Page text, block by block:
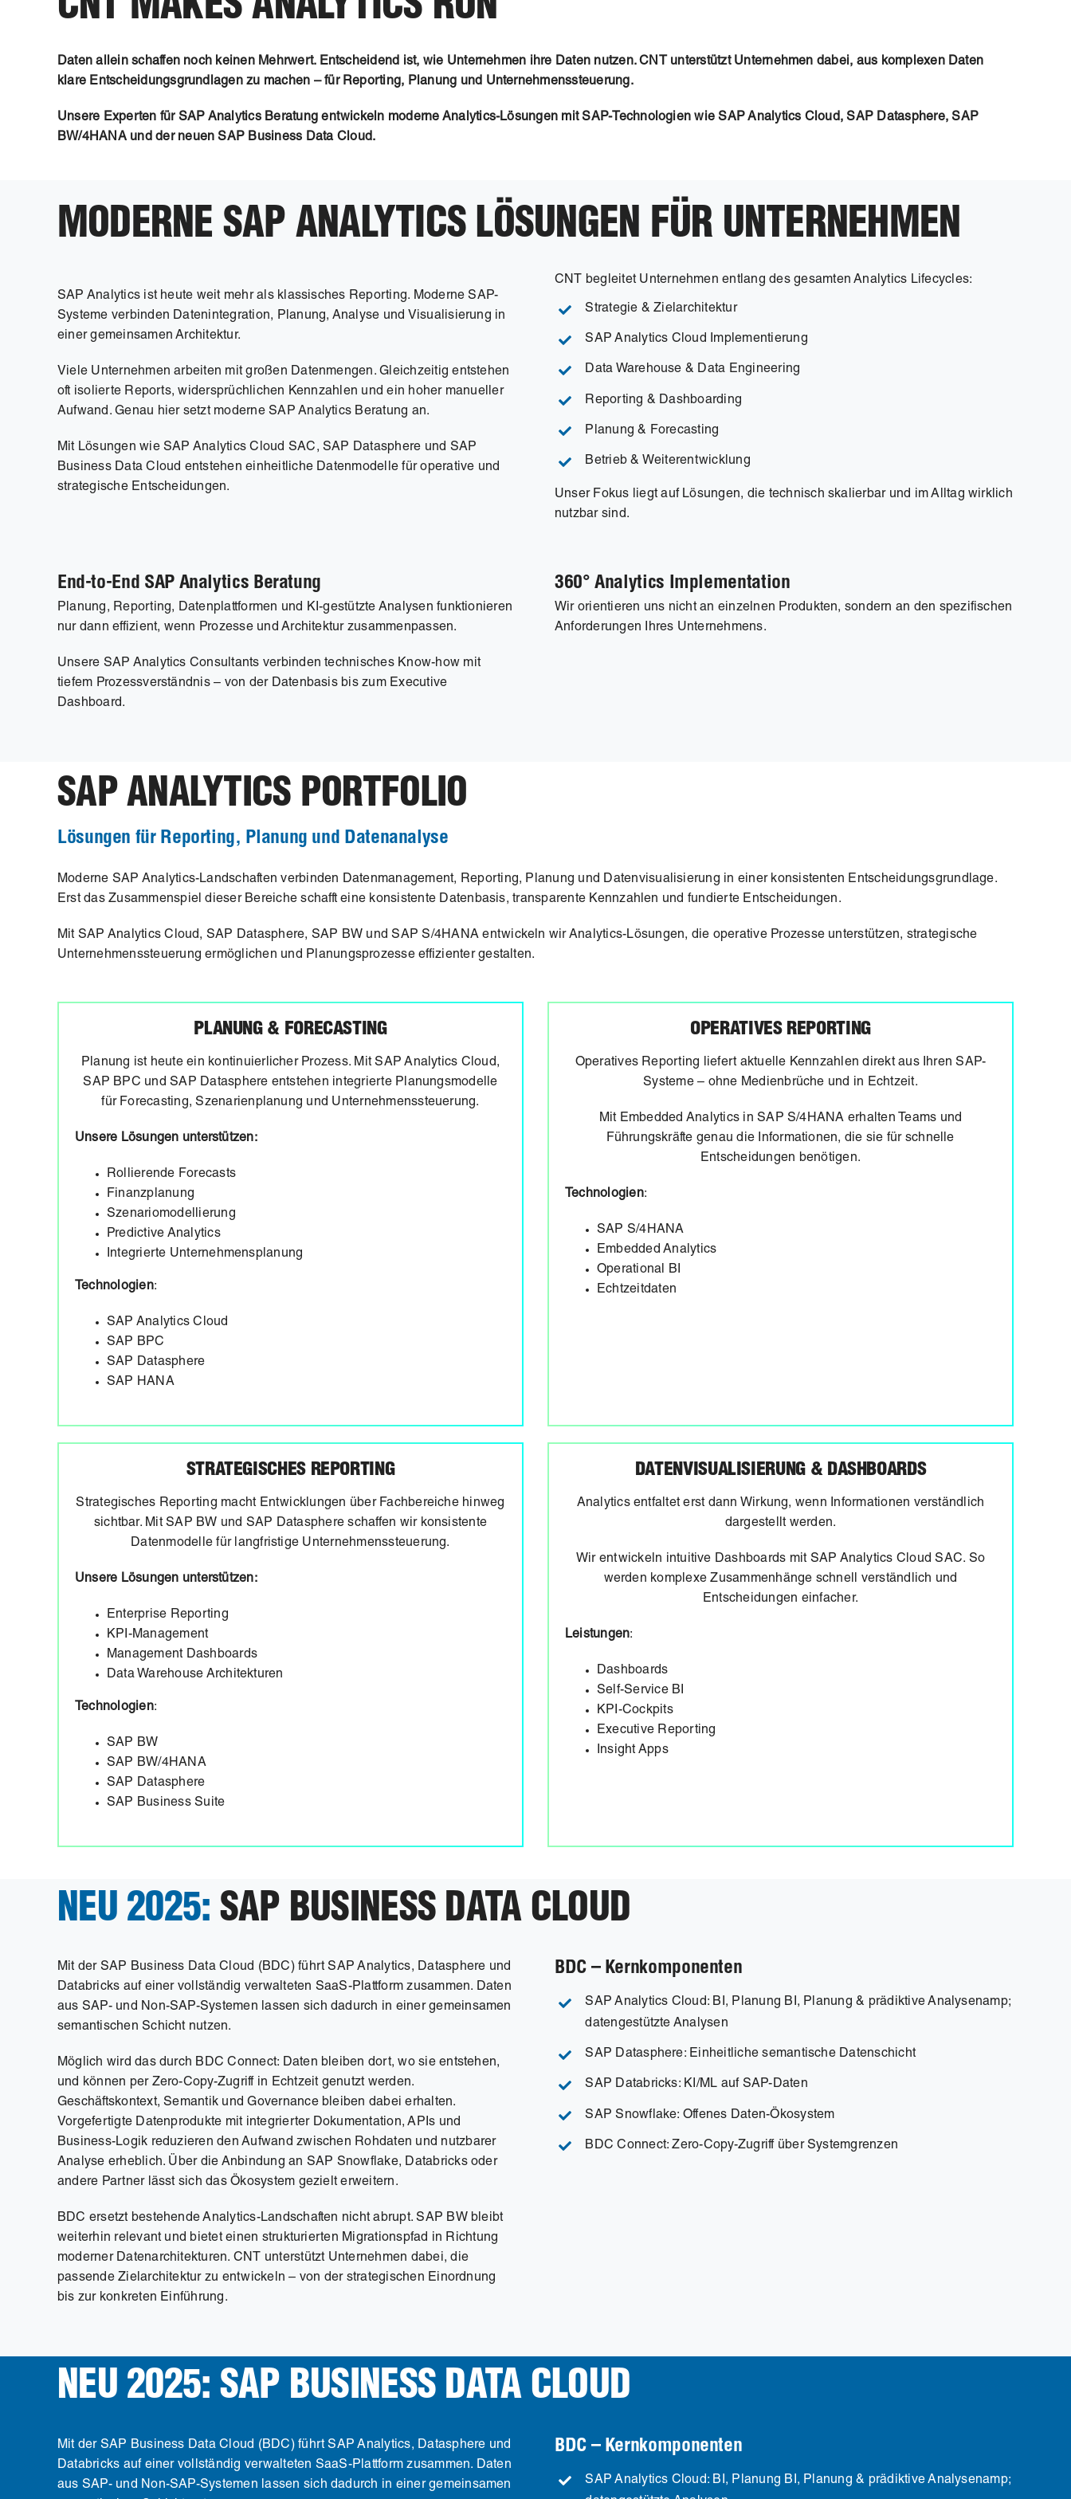
CNT MAKES ANALYTICS RUN
Daten allein schaffen noch keinen Mehrwert. Entscheidend ist, wie Unternehmen ihre Daten nutzen. CNT unterstützt Unternehmen dabei, aus komplexen Daten
klare Entscheidungsgrundlagen zu machen – für Reporting, Planung und Unternehmenssteuerung.
Unsere Experten für SAP Analytics Beratung entwickeln moderne Analytics-Lösungen mit SAP-Technologien wie SAP Analytics Cloud, SAP Datasphere, SAP
BW/4HANA und der neuen SAP Business Data Cloud.
MODERNE SAP ANALYTICS LÖSUNGEN FÜR UNTERNEHMEN
SAP Analytics ist heute weit mehr als klassisches Reporting. Moderne SAP-
Systeme verbinden Datenintegration, Planung, Analyse und Visualisierung in
einer gemeinsamen Architektur.
Viele Unternehmen arbeiten mit großen Datenmengen. Gleichzeitig entstehen
oft isolierte Reports, widersprüchlichen Kennzahlen und ein hoher manueller
Aufwand. Genau hier setzt moderne SAP Analytics Beratung an.
Mit Lösungen wie SAP Analytics Cloud SAC, SAP Datasphere und SAP
Business Data Cloud entstehen einheitliche Datenmodelle für operative und
strategische Entscheidungen.
CNT begleitet Unternehmen entlang des gesamten Analytics Lifecycles:
Strategie & Zielarchitektur
SAP Analytics Cloud Implementierung
Data Warehouse & Data Engineering
Reporting & Dashboarding
Planung & Forecasting
Betrieb & Weiterentwicklung
Unser Fokus liegt auf Lösungen, die technisch skalierbar und im Alltag wirklich
nutzbar sind.
End-to-End SAP Analytics Beratung
Planung, Reporting, Datenplattformen und KI-gestützte Analysen funktionieren
nur dann effizient, wenn Prozesse und Architektur zusammenpassen.
Unsere SAP Analytics Consultants verbinden technisches Know-how mit
tiefem Prozessverständnis – von der Datenbasis bis zum Executive
Dashboard.
360° Analytics Implementation
Wir orientieren uns nicht an einzelnen Produkten, sondern an den spezifischen
Anforderungen Ihres Unternehmens.
SAP ANALYTICS PORTFOLIO
Lösungen für Reporting, Planung und Datenanalyse
Moderne SAP Analytics-Landschaften verbinden Datenmanagement, Reporting, Planung und Datenvisualisierung in einer konsistenten Entscheidungsgrundlage.
Erst das Zusammenspiel dieser Bereiche schafft eine konsistente Datenbasis, transparente Kennzahlen und fundierte Entscheidungen.
Mit SAP Analytics Cloud, SAP Datasphere, SAP BW und SAP S/4HANA entwickeln wir Analytics-Lösungen, die operative Prozesse unterstützen, strategische
Unternehmenssteuerung ermöglichen und Planungsprozesse effizienter gestalten.
PLANUNG & FORECASTING
Planung ist heute ein kontinuierlicher Prozess. Mit SAP Analytics Cloud,
SAP BPC und SAP Datasphere entstehen integrierte Planungsmodelle
für Forecasting, Szenarienplanung und Unternehmenssteuerung.
Unsere Lösungen unterstützen:
Rollierende Forecasts
Finanzplanung
Szenariomodellierung
Predictive Analytics
Integrierte Unternehmensplanung
Technologien:
SAP Analytics Cloud
SAP BPC
SAP Datasphere
SAP HANA
OPERATIVES REPORTING
Operatives Reporting liefert aktuelle Kennzahlen direkt aus Ihren SAP-
Systeme – ohne Medienbrüche und in Echtzeit.
Mit Embedded Analytics in SAP S/4HANA erhalten Teams und
Führungskräfte genau die Informationen, die sie für schnelle
Entscheidungen benötigen.
Technologien:
SAP S/4HANA
Embedded Analytics
Operational BI
Echtzeitdaten
STRATEGISCHES REPORTING
Strategisches Reporting macht Entwicklungen über Fachbereiche hinweg
sichtbar. Mit SAP BW und SAP Datasphere schaffen wir konsistente
Datenmodelle für langfristige Unternehmenssteuerung.
Unsere Lösungen unterstützen:
Enterprise Reporting
KPI-Management
Management Dashboards
Data Warehouse Architekturen
Technologien:
SAP BW
SAP BW/4HANA
SAP Datasphere
SAP Business Suite
DATENVISUALISIERUNG & DASHBOARDS
Analytics entfaltet erst dann Wirkung, wenn Informationen verständlich
dargestellt werden.
Wir entwickeln intuitive Dashboards mit SAP Analytics Cloud SAC. So
werden komplexe Zusammenhänge schnell verständlich und
Entscheidungen einfacher.
Leistungen:
Dashboards
Self-Service BI
KPI-Cockpits
Executive Reporting
Insight Apps
NEU 2025: SAP BUSINESS DATA CLOUD
Mit der SAP Business Data Cloud (BDC) führt SAP Analytics, Datasphere und
Databricks auf einer vollständig verwalteten SaaS-Plattform zusammen. Daten
aus SAP- und Non-SAP-Systemen lassen sich dadurch in einer gemeinsamen
semantischen Schicht nutzen.
Möglich wird das durch BDC Connect: Daten bleiben dort, wo sie entstehen,
und können per Zero-Copy-Zugriff in Echtzeit genutzt werden.
Geschäftskontext, Semantik und Governance bleiben dabei erhalten.
Vorgefertigte Datenprodukte mit integrierter Dokumentation, APIs und
Business-Logik reduzieren den Aufwand zwischen Rohdaten und nutzbarer
Analyse erheblich. Über die Anbindung an SAP Snowflake, Databricks oder
andere Partner lässt sich das Ökosystem gezielt erweitern.
BDC ersetzt bestehende Analytics-Landschaften nicht abrupt. SAP BW bleibt
weiterhin relevant und bietet einen strukturierten Migrationspfad in Richtung
moderner Datenarchitekturen. CNT unterstützt Unternehmen dabei, die
passende Zielarchitektur zu entwickeln – von der strategischen Einordnung
bis zur konkreten Einführung.
BDC – Kernkomponenten
SAP Analytics Cloud: BI, Planung BI, Planung & prädiktive Analysenamp;
datengestützte Analysen
SAP Datasphere: Einheitliche semantische Datenschicht
SAP Databricks: KI/ML auf SAP-Daten
SAP Snowflake: Offenes Daten-Ökosystem
BDC Connect: Zero-Copy-Zugriff über Systemgrenzen
NEU 2025: SAP BUSINESS DATA CLOUD
Mit der SAP Business Data Cloud (BDC) führt SAP Analytics, Datasphere und
Databricks auf einer vollständig verwalteten SaaS-Plattform zusammen. Daten
aus SAP- und Non-SAP-Systemen lassen sich dadurch in einer gemeinsamen
BDC – Kernkomponenten
SAP Analytics Cloud: BI, Planung BI, Planung & prädiktive Analysenamp;